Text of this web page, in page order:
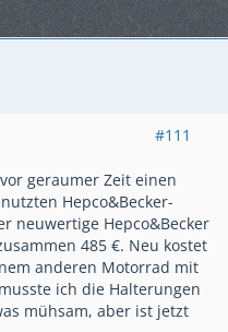
#111
geraumer Zeit einen
Hepco&Becker-
neuwertige Hepco&Becker
485 €. Neu kostet
anderen Motorrad mit
ich die Halterungen
mühsam, aber ist jetzt